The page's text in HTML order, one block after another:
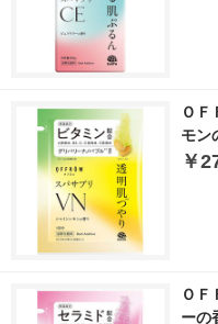
ＯＦ
モン
￥
ＯＦ
ーの